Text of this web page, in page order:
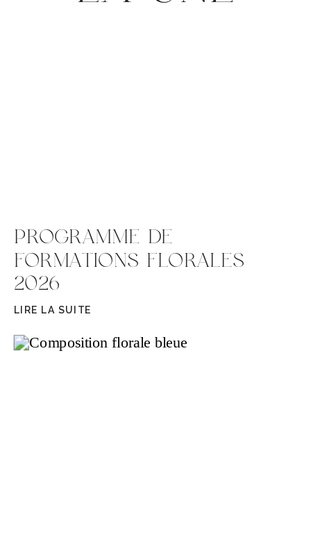
LIRE LA SUITE
PROGRAMME DE
FORMATIONS FLORALES
2026